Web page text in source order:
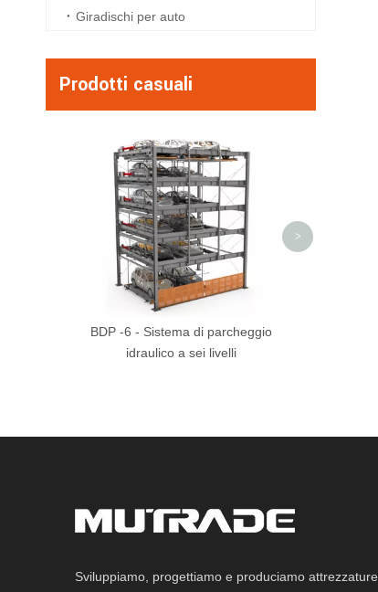
Giradischi per auto
Prodotti casuali
BDP -6 - Sistema di parcheggio
idraulico a sei livelli
>
Sviluppiamo, progettiamo e produciamo attrezzature